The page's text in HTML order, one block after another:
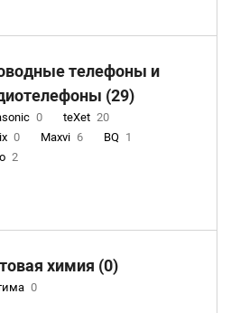
телефоны и
(29)
0 teXet 20
0 Maxvi 6 BQ 1
2
химия (0)
0